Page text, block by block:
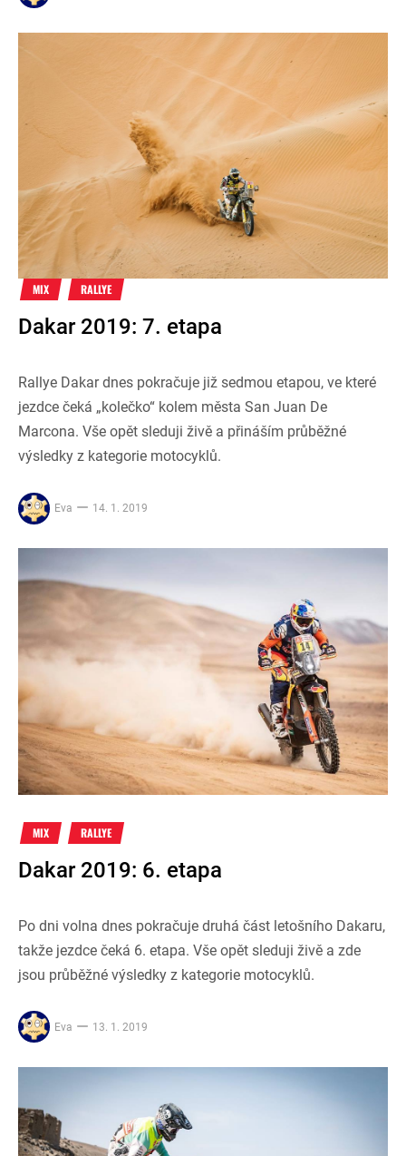
MIX RALLYE
Dakar 2019: 7. etapa
Rallye Dakar dnes pokračuje již sedmou etapou, ve které
jezdce čeká „kolečko“ kolem města San Juan De
Marcona. Vše opět sleduji živě a přináším průběžné
výsledky z kategorie motocyklů.
Eva 14. 1. 2019
MIX RALLYE
Dakar 2019: 6. etapa
Po dni volna dnes pokračuje druhá část letošního Dakaru,
takže jezdce čeká 6. etapa. Vše opět sleduji živě a zde
jsou průběžné výsledky z kategorie motocyklů.
Eva 13. 1. 2019